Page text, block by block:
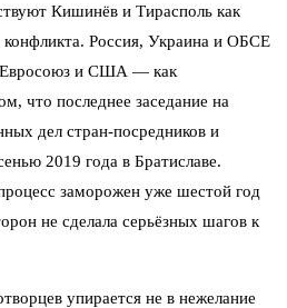
Кишинёв и Тирасполь как
Россия, Украина и ОБСЕ
Евросоюз и США — как
что последнее заседание на
дел стран-посредников и
2019 года в Братиславе.
заморожен уже шестой год
не сделала серьёзных шагов к
упирается не в нежелание